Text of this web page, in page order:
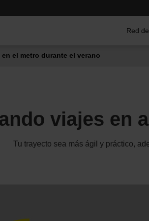
Red
en el metro durante el verano
viajes en
Tu trayecto sea más ágil y práctico,